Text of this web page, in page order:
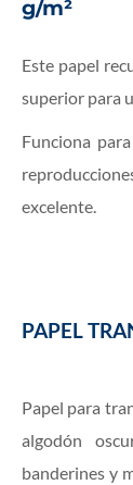
g/m²
Este papel
superior para
Funciona
excelente.
PAPEL
Papel para
algodón
banderines y